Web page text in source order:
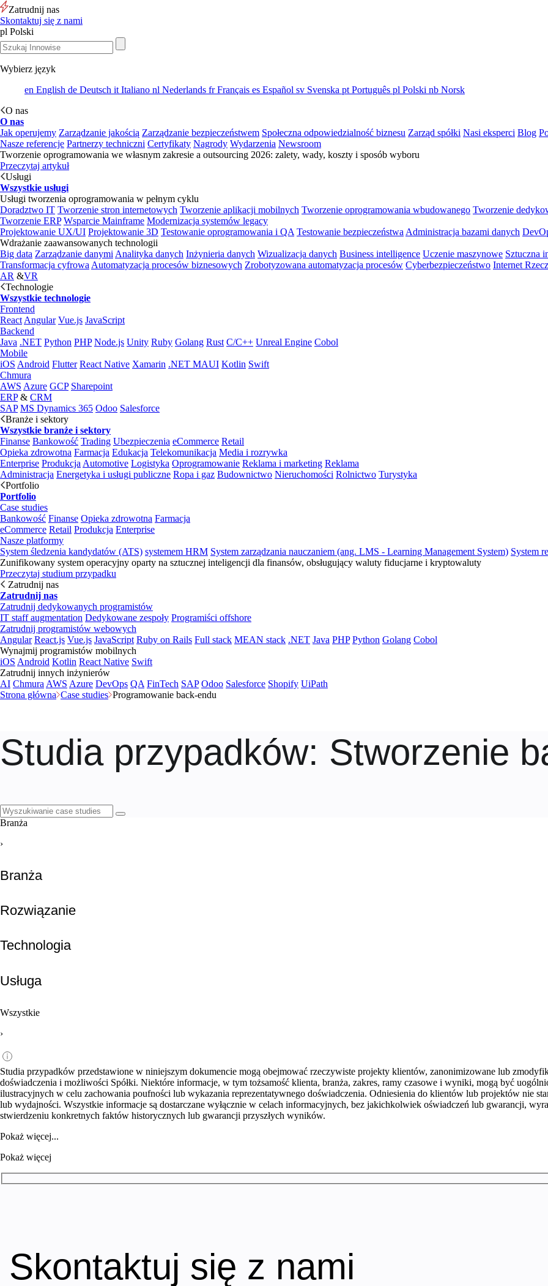
Zatrudnij nas
Skontaktuj się z nami
pl Polski
Wybierz język
en English de Deutsch it Italiano nl Nederlands frFrançais es Español sv Svenska pt Português pl Polski nb Norsk
O nas
O nas
Jak operujemy Zarządzanie jakością Zarządzanie bezpieczeństwem Społeczna odpowiedzialność biznesu Zarząd spółki Nasi eksperci Blog
Nasze referencje Partnerzy techniczni Certyfikaty Nagrody Wydarzenia Newsroom
Tworzenie oprogramowania we własnym zakresie a outsourcing 2026: zalety, wady, koszty i sposób wyboru
Przeczytaj artykuł
Usługi
Wszystkie usługi
Usługi tworzenia oprogramowania w pełnym cyklu
Doradztwo IT Tworzenie stron internetowych Tworzenie aplikacji mobilnych Tworzenie oprogramowania wbudowanego Tworzenie
Tworzenie ERP Wsparcie Mainframe Modernizacja systemów legacy
Projektowanie UX/UI Projektowanie 3D Testowanie oprogramowania i QA Testowanie bezpieczeństwa Administracja bazami danych
Wdrażanie zaawansowanych technologii
Big data Zarządzanie danymi Analityka danych Inżynieria danych Wizualizacja danych Business intelligence Uczenie maszynowe Sztuczna
Transformacja cyfrowa Automatyzacja procesów biznesowych Zrobotyzowana automatyzacja procesów Cyberbezpieczeństwo Internet
AR &VR
Technologie
Wszystkie technologie
Frontend
React Angular Vue.js JavaScript
Backend
Java .NET Python PHP Node.js Unity Ruby Golang Rust C/C++ Unreal Engine Cobol
Mobile
iOS Android Flutter React Native Xamarin .NET MAUI Kotlin Swift
Chmura
AWS Azure GCP Sharepoint
ERP& CRM
SAP MS Dynamics 365 Odoo Salesforce
Branże i sektory
Wszystkie branże i sektory
Finanse Bankowość Trading Ubezpieczenia eCommerce Retail
Opieka zdrowotna Farmacja Edukacja Telekomunikacja Media i rozrywka
Enterprise Produkcja Automotive Logistyka Oprogramowanie Reklama i marketing Reklama
Administracja Energetyka i usługi publiczne Ropa i gaz Budownictwo Nieruchomości Rolnictwo Turystyka
Portfolio
Portfolio
Case studies
Bankowość Finanse Opieka zdrowotna Farmacja
eCommerce Retail Produkcja Enterprise
Nasze platformy
System śledzenia kandydatów (ATS) systemem HRM System zarządzania nauczaniem (ang. LMS - Learning Management System) System
Zunifikowany system operacyjny oparty na sztucznej inteligencji dla finansów, obsługujący waluty fiducjarne i kryptowaluty
Przeczytaj studium przypadku
Zatrudnij nas
Zatrudnij nas
Zatrudnij dedykowanych programistów
IT staff augmentation Dedykowane zespoły Programiści offshore
Zatrudnij programistów webowych
Angular React.js Vue.js JavaScript Ruby on Rails Full stack MEAN stack .NET Java PHP Python Golang Cobol
Wynajmij programistów mobilnych
iOS Android Kotlin React Native Swift
Zatrudnij innych inżynierów
AI Chmura AWS Azure DevOps QA FinTech SAP Odoo Salesforce Shopify UiPath
Strona główna Case studies Programowanie back-endu
Studia przypadków: Stworzenie
Branża
›
Branża
Rozwiązanie
Technologia
Usługa
Wszystkie
›
Studia przypadków przedstawione w niniejszym dokumencie mogą obejmować rzeczywiste projekty klientów, zanonimizowane lub
doświadczenia i możliwości Spółki. Niektóre informacje, w tym tożsamość klienta, branża, zakres, ramy czasowe i wyniki, mogą być
ilustracyjnych w celu zachowania poufności lub wykazania reprezentatywnego doświadczenia. Odniesienia do klientów lub projektów nie
lub wydajności. Wszystkie informacje są dostarczane wyłącznie w celach informacyjnych, bez jakichkolwiek oświadczeń lub gwarancji,
stwierdzeniu konkretnych faktów historycznych lub gwarancji przyszłych wyników.
Pokaż więcej...
Pokaż więcej
Skontaktuj się z nami